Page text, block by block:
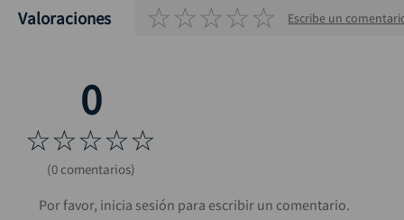
Valoraciones ☆☆☆☆☆ Escribe un
☆☆☆☆☆
(0 comentarios)